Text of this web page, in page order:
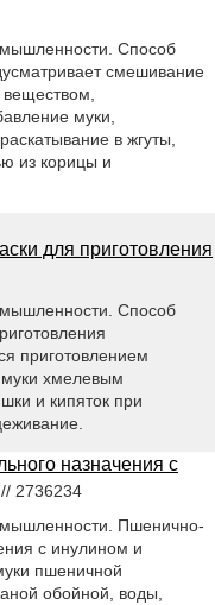
Способ
смешивание
муки,
в жгуты,
из корицы и
для приготовления
Способ
приготовлением
муки хмелевым
и кипяток при
назначения с
// 2736234
Пшенично-
с инулином и
пшеничной
обойной, воды,